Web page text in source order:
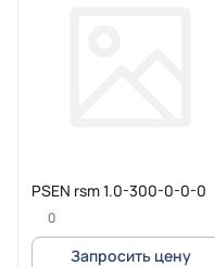
PSEN rsm 1.0-300-0-0-0
0
Запросить цену